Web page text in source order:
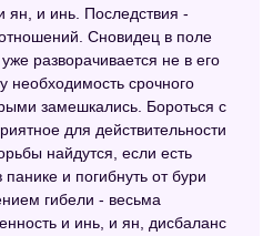
ян, и инь. Последствия -
Сновидец в поле
разворачивается не в его
необходимость срочного
замешкались. Бороться с
для действительности
найдутся, если есть
и погибнуть от бури
гибели - весьма
и инь, и ян, дисбаланс